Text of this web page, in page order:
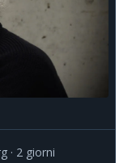
2 giorni